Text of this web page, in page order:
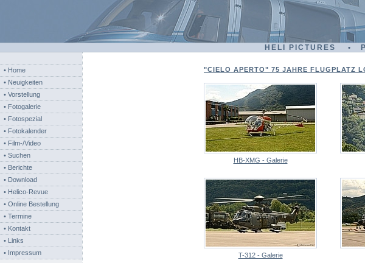
HELI PICTURES •
• Home
• Neuigkeiten
• Vorstellung
• Fotogalerie
• Fotospezial
• Fotokalender
• Film-/Video
• Suchen
• Berichte
• Download
• Helico-Revue
• Online Bestellung
• Termine
• Kontakt
• Links
• Impressum
"CIELO APERTO" 75 JAHRE FLUGPLATZ
HB-XMG - Galerie
T-312 - Galerie